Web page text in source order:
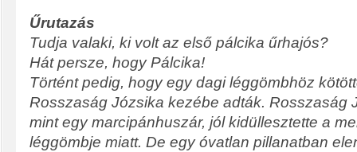
Űrutazás
Tudja valaki, ki volt az első pálcika űrhajós?
Hát persze, hogy Pálcika!
Történt pedig, hogy egy dagi léggömbhöz
Rosszaság Józsika kezébe adták. Rosszaság
mint egy marcipánhuszár, jól kidüllesztette a
léggömbje miatt. De egy óvatlan pillanatban